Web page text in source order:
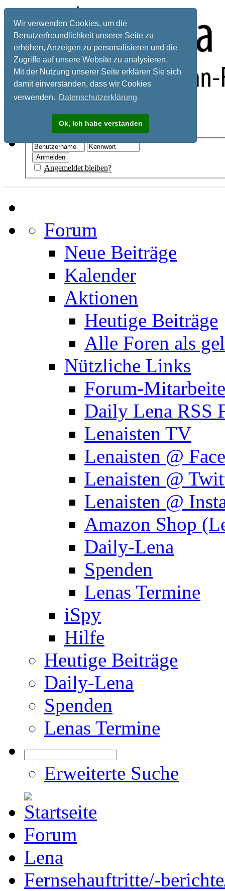
Wir verwenden Cookies, um die
Benutzerfreundlichkeit unserer Seite zu
erhöhen, Anzeigen zu personalisieren und die
Zugriffe auf unsere Website zu analysieren.
Mit der Nutzung unserer Seite erklären Sie sich
damit einverstanden, dass wir Cookies
verwenden. Datenschutzerklärung
Ok, Ich habe verstanden
Registrieren
Angemeldet bleiben?
Forum
Neue Beiträge
Kalender
Aktionen
Heutige Beiträge
Alle Foren als
Nützliche Links
Forum-
Daily Lena RSS
Lenaisten TV
Lenaisten @
Lenaisten @
Lenaisten @
Amazon Shop
Daily-Lena
Spenden
Lenas Termine
iSpy
Hilfe
Heutige Beiträge
Daily-Lena
Spenden
Lenas Termine
Erweiterte Suche
Forum
Lena
Fernsehauftritte/-